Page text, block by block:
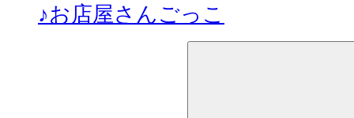
♪お店屋さんごっこ